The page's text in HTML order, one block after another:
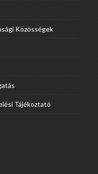
Közösségek
Tájékoztató